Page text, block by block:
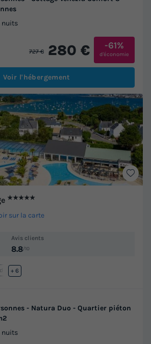
nuits
727 € 280 € -61%
d'économie
Voir l'hébergement
★★★★★
sur la carte
Avis clients
8.8/10
mer
+ 6
- Natura Duo - Quartier piéton
nuits